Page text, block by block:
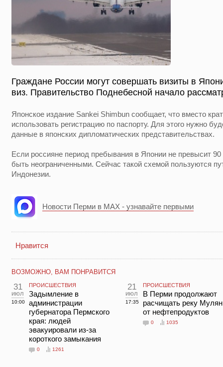
Граждане России могут совершать визиты в
виз. Правительство Поднебесной начало
Японское издание Sankei Shimbun сообщает, что вместо
использовать регистрацию по паспорту. Для этого нужно
данные в японских дипломатических представительствах.
Если россияне период пребывания в Японии не превысит 90
быть неограниченными. Сейчас такой схемой пользуются
Индонезии.
Новости Перми в MAX - узнавайте первыми
Нравится
ВОЗМОЖНО, ВАМ ПОНРАВИТСЯ
31
июл
10:00
ПРОИСШЕСТВИЯ
Задымление в
администрации
губернатора Пермского
края: людей
эвакуировали из-за
короткого замыкания
0 1261
21
июл
17:35
ПРОИСШЕСТВИЯ
В Перми продолжают
расчищать реку
от нефтепродуктов
0 1035